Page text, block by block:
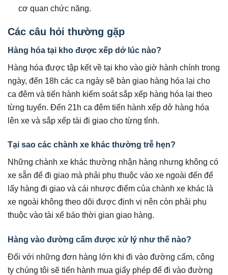
cơ quan chức năng.
Các câu hỏi thường gặp
Hàng hóa tại kho được xếp dở lúc nào?
Hàng hóa được tập kết về tại kho vào giờ hành chính trong
ngày, đến 18h các ca ngày sẽ bàn giao hàng hóa lại cho
ca đêm và tiến hành kiểm soát sắp xếp hàng hóa lại theo
từng tuyến. Đến 21h ca đêm tiến hành xếp dở hàng hóa
lên xe và sắp xếp tài đi giao cho từng tỉnh.
Tại sao các chành xe khác thường trễ hẹn?
Những chành xe khác thường nhận hàng nhưng không có
xe sẵn để đi giao mà phải phụ thuộc vào xe ngoài đến để
lấy hàng đi giao và cái nhược điểm của chành xe khác là
xe ngoài không theo dõi được định vị nên còn phải phụ
thuộc vào tài xế báo thời gian giao hàng.
Hàng vào đường cấm được xử lý như thế nào?
Đối với những đơn hàng lớn khi đi vào đường cấm, công
ty chúng tôi sẽ tiến hành mua giấy phép để đi vào đường